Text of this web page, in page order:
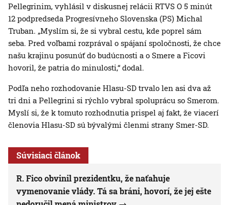
Pellegrinim, vyhlásil v diskusnej relácii RTVS O 5 minút
12 podpredseda Progresívneho Slovenska (PS) Michal
Truban. „Myslím si, že si vybral cestu, kde poprel sám
seba. Pred voľbami rozprával o spájaní spoločnosti, že chce
našu krajinu posunúť do budúcnosti a o Smere a Ficovi
hovoril, že patria do minulosti,“ dodal.
Podľa neho rozhodovanie Hlasu-SD trvalo len asi dva až
tri dni a Pellegrini si rýchlo vybral spoluprácu so Smerom.
Myslí si, že k tomuto rozhodnutia prispel aj fakt, že viacerí
členovia Hlasu-SD sú bývalými členmi strany Smer-SD.
Súvisiaci článok
R. Fico obvinil prezidentku, že naťahuje
vymenovanie vlády. Tá sa bráni, hovorí, že jej ešte